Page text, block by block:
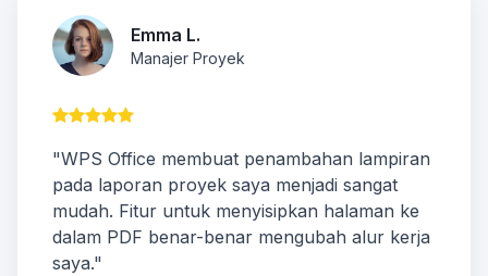
Emma L.
Manajer Proyek
"WPS Office membuat penambahan lampiran
pada laporan proyek saya menjadi sangat
mudah. Fitur untuk menyisipkan halaman ke
dalam PDF benar-benar mengubah alur kerja
saya."